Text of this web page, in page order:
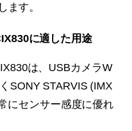
ます。
に適した用途
は、USBカメラW
SONY STARVIS (IMX
にセンサー感度に優れ